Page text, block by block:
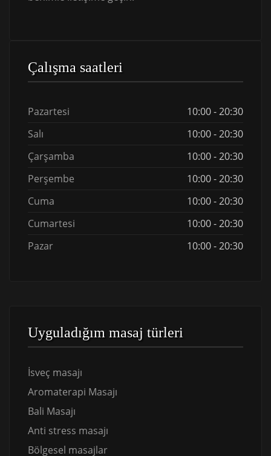
Çalışma saatleri
Pazartesi
10:00 - 20:30
Salı
10:00 - 20:30
Çarşamba
10:00 - 20:30
Perşembe
10:00 - 20:30
Cuma
10:00 - 20:30
Cumartesi
10:00 - 20:30
Pazar
10:00 - 20:30
Uyguladığım masaj türleri
İsveç masajı
Aromaterapi Masajı
Bali Masajı
Anti stress masajı
Bölgesel masajlar